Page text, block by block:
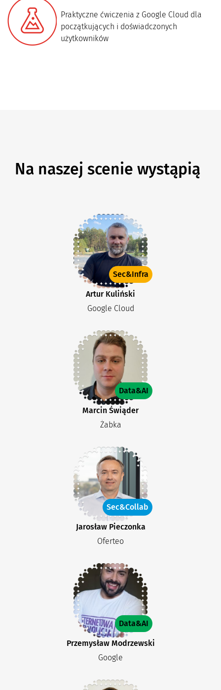
Praktyczne ćwiczenia z Google Cloud dla
początkujących i doświadczonych
użytkowników
Na naszej scenie wystąpią
Sec&Infra
Artur Kuliński
Google Cloud
Data&AI
Marcin Świąder
Żabka
Sec&Collab
Jarosław Pieczonka
Oferteo
Data&AI
Przemysław Modrzewski
Google